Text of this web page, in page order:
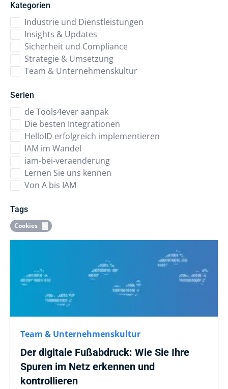
Kategorien
Industrie und Dienstleistungen
Insights & Updates
Sicherheit und Compliance
Strategie & Umsetzung
Team & Unternehmenskultur
Serien
de Tools4ever aanpak
Die besten Integrationen
HelloID erfolgreich implementieren
IAM im Wandel
iam-bei-veraenderung
Lernen Sie uns kennen
Von A bis IAM
Tags
Cookies
Team & Unternehmenskultur
Der digitale Fußabdruck: Wie Sie Ihre
Spuren im Netz erkennen und
kontrollieren